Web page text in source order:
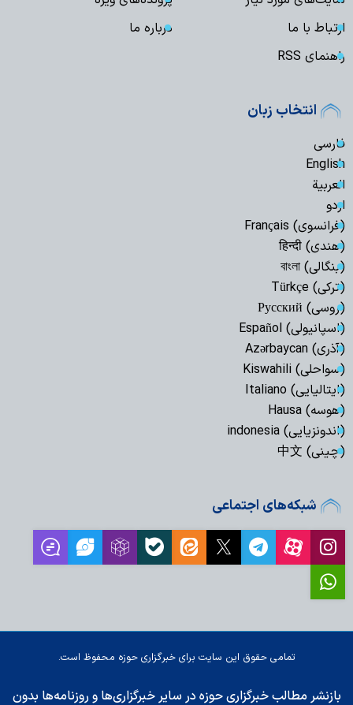
ارتباط با ما
درباره ما
راهنمای RSS
انتخاب زبان
فارسی
English
العربیة
اردو
(فرانسوی) Français
(هندی) हिन्दी
(بنگالی) বাংলা
(ترکی) Türkçe
(روسی) Русский
(اسپانیولی) Español
(آذری) Azərbaycan
(سواحلی) Kiswahili
(ایتالیایی) Italiano
(هوسه) Hausa
(اندونزیایی) indonesia
(چینی) 中文
شبکه‌های اجتماعی
تمامی حقوق این سایت برای خبرگزاری حوزه محفوظ است.
بازنشر مطالب خبرگزاری حوزه در سایر خبرگزاری‌ها و روزنامه‌ها بدون